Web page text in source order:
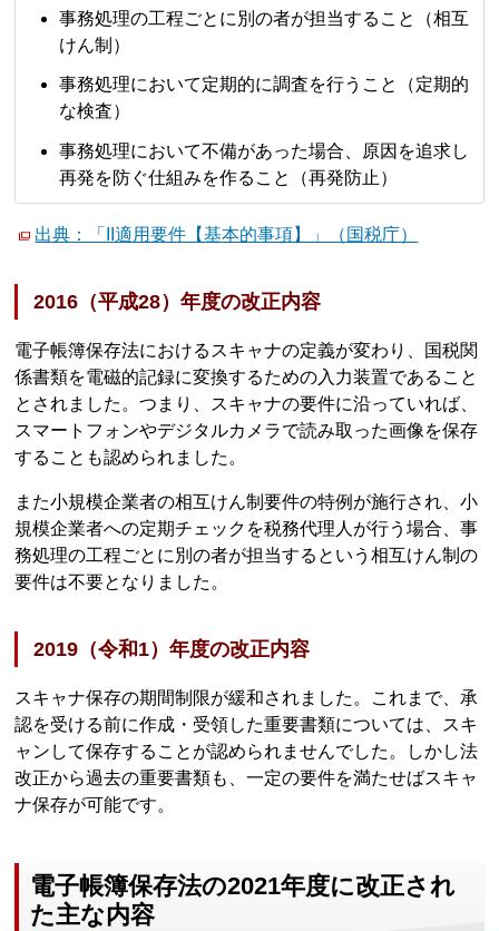
事務処理の工程ごとに別の者が担当すること（相互
けん制）
事務処理において定期的に調査を行うこと（定期的
な検査）
事務処理において不備があった場合、原因を追求し
再発を防ぐ仕組みを作ること（再発防止）
出典：「II適用要件【基本的事項】」（国税庁）
2016（平成28）年度の改正内容
電子帳簿保存法におけるスキャナの定義が変わり、国税関
係書類を電磁的記録に変換するための入力装置であること
とされました。つまり、スキャナの要件に沿っていれば、
スマートフォンやデジタルカメラで読み取った画像を保存
することも認められました。
また小規模企業者の相互けん制要件の特例が施行され、小
規模企業者への定期チェックを税務代理人が行う場合、事
務処理の工程ごとに別の者が担当するという相互けん制の
要件は不要となりました。
2019（令和1）年度の改正内容
スキャナ保存の期間制限が緩和されました。これまで、承
認を受ける前に作成・受領した重要書類については、スキ
ャンして保存することが認められませんでした。しかし法
改正から過去の重要書類も、一定の要件を満たせばスキャ
ナ保存が可能です。
電子帳簿保存法の2021年度に改正され
た主な内容